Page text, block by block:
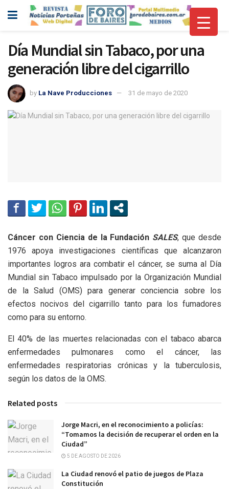
Día Mundial sin Tabaco, por una
generación libre del cigarrillo
by La Nave Producciones 31 de mayo de 2020
Cáncer con Ciencia de la Fundación SALES, que desde
1976 apoya investigaciones científicas que alcanzaron
importantes logros ara combatir el cáncer, se suma al Día
Mundial sin Tabaco impulsado por la Organización Mundial
de la Salud (OMS) para generar conciencia sobre los
efectos nocivos del cigarrillo tanto para los fumadores
como para su entorno.
El 40% de las muertes relacionadas con el tabaco abarca
enfermedades pulmonares como el cáncer, las
enfermedades respiratorias crónicas y la tuberculosis,
según los datos de la OMS.
Related posts
Jorge Macri, en el reconocimiento a policías:
“Tomamos la decisión de recuperar el orden en la
Ciudad”
5 DE AGOSTO DE 2026
La Ciudad renovó el patio de juegos de Plaza
Constitución